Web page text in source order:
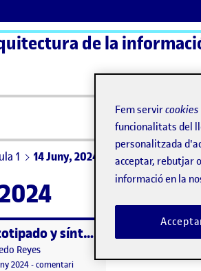
1 14 Juny, 2024
R5. Prototipado y síntesis del proyecto
Reyes
publicació
202414 juny, 2024 9:49 pm
-comentariel R5. Prototipado y síntesis del
Fem servircookies
funcionalitats del
personalitzada
acceptar, rebutjar
informació en la